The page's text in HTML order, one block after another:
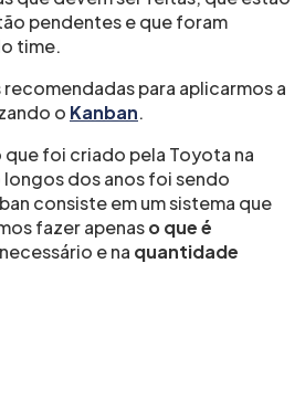
pendentes e que foram
time.
recomendadas para aplicarmos a
o Kanban.
que foi criado pela Toyota na
dos anos foi sendo
consiste em um sistema que
fazer apenaso que é
necessário e na quantidade